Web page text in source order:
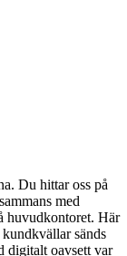
Du hittar oss på
med
huvudkontoret. Här
sänds
digitalt oavsett var